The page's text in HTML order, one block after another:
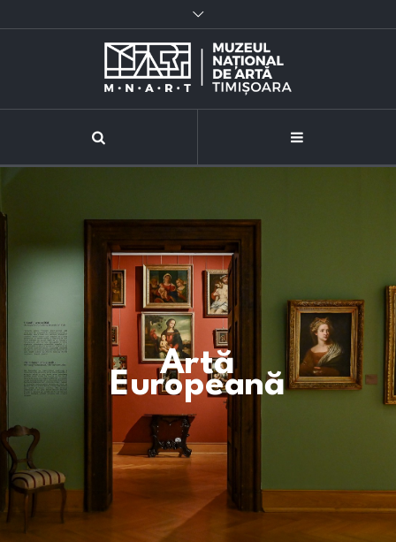
Europeană
Artă